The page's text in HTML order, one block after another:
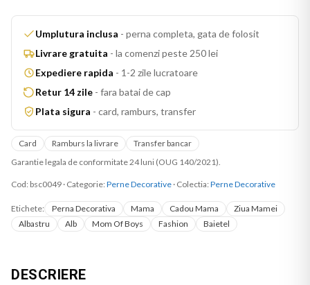
Umplutura inclusa - perna completa, gata de folosit
Livrare gratuita - la comenzi peste 250 lei
Expediere rapida - 1-2 zile lucratoare
Retur 14 zile - fara batai de cap
Plata sigura - card, ramburs, transfer
Card Ramburs la livrare
Transfer bancar
Garantie legala de conformitate 24 luni (OUG 140/2021).
Cod: bsc0049 · Categorie: Perne Decorative · Colectia: Perne Decorative
Etichete: Perna Decorativa Mama Cadou Mama
Ziua Mamei
Albastru
Alb Mom Of Boys Fashion Baietel
DESCRIERE